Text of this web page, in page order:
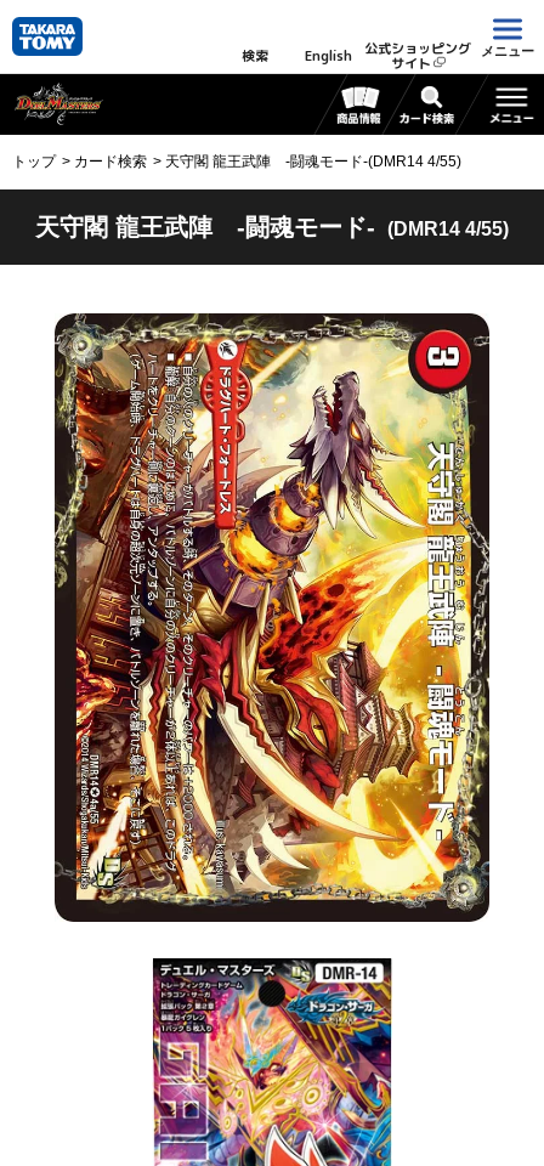
検索 English 公式ショッピング
サイト
メニュー
トップ カード検索 天守閣 龍王武陣 -闘魂モード-(DMR14 4/55)
天守閣 龍王武陣 -闘魂モード- (DMR14 4/55)